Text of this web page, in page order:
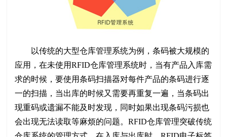
以传统的大型仓库管理系统为例，条码被大规模的
应用，在未使用RFID仓库管理系统时，当有产品入库需
求的时候，要使用条码扫描器对每件产品的条码进行逐
一的扫描，当出库的时候又需要再重复一遍，当条码出
现重码或遗漏不能及时发现，同时如果出现条码污损也
会出现无法读取等麻烦的问题。RFID仓库管理突破传统